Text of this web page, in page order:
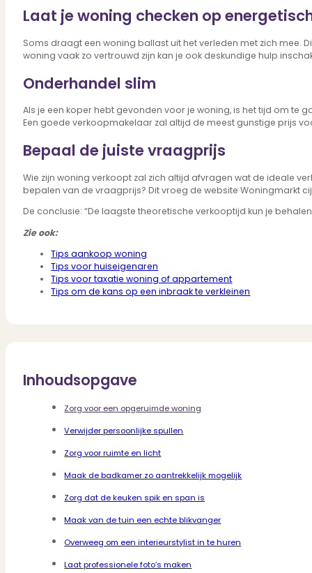
Laat je woning checken op
Soms draagt een woning ballast uit het verleden met zich mee.
woning vaak zo vertrouwd zijn kan je ook deskundige hulp
Onderhandel slim
Als je een koper hebt gevonden voor je woning, is het tijd om te
Een goede verkoopmakelaar zal altijd de meest gunstige prijs
Bepaal de juiste vraagprijs
Wie zijn woning verkoopt zal zich altijd afvragen wat de ideale
bepalen van de vraagprijs? Dit vroeg de website Woningmarkt
De conclusie: “De laagste theoretische verkooptijd kun je
Zie ook:
Tips aankoop woning
Tips voor huiseigenaren
Tips voor taxatie woning of appartement
Tips om de kans op een inbraak te verkleinen
Inhoudsopgave
Zorg voor een opgeruimde woning
Verwijder persoonlijke spullen
Zorg voor ruimte en licht
Maak de badkamer zo aantrekkelijk mogelijk
Zorg dat de keuken spik en span is
Maak van de tuin een echte blikvanger
Overweeg om een interieurstylist in te huren
Laat professionele foto’s maken